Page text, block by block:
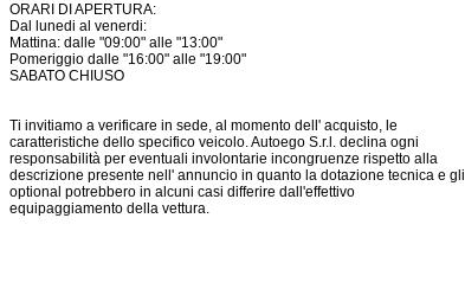
ORARI DI APERTURA:
Dal lunedi al venerdi:
Mattina: dalle "09:00" alle "13:00"
Pomeriggio dalle "16:00" alle "19:00"
SABATO CHIUSO
Ti invitiamo a verificare in sede, al momento dell' acquisto, le
caratteristiche dello specifico veicolo. Autoego S.r.l. declina ogni
responsabilità per eventuali involontarie incongruenze rispetto alla
descrizione presente nell' annuncio in quanto la dotazione tecnica e gli
optional potrebbero in alcuni casi differire dall'effettivo
equipaggiamento della vettura.